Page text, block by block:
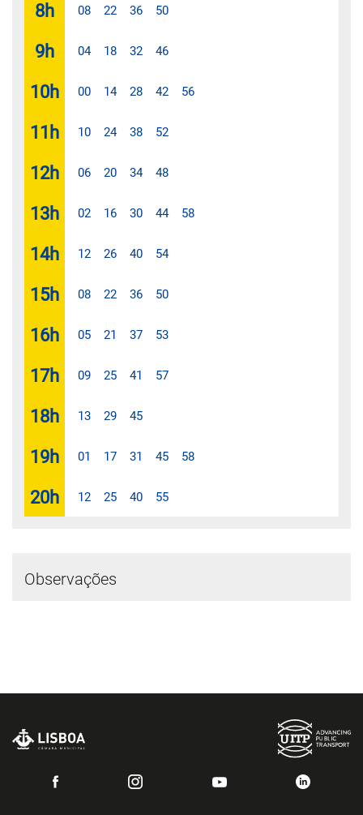
8h 08 22 36 50
9h 04 18 32 46
10h 00 14 28 42 56
11 h 10 24 38 52
12h 06 20 34 48
13h 02 16 30 44 58
14h 12 26 40 54
15h 08 22 36 50
16h 05 21 37 53
17h 09 25 41 57
18h 13 29 45
19h 01 17 31 45 58
20h 12 25 40 55
Observações